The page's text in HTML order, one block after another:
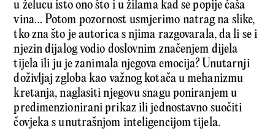
u želucu isto ono što i u žilama kad se popije čaša
vina… Potom pozornost usmjerimo natrag na slike,
tko zna što je autorica s njima razgovarala, da li se i
njezin dijalog vodio doslovnim značenjem dijela
tijela ili ju je zanimala njegova emocija? Unutarnji
doživljaj zgloba kao važnog kotača u mehanizmu
kretanja, naglasiti njegovu snagu poniranjem u
predimenzionirani prikaz ili jednostavno suočiti
čovjeka s unutrašnjom inteligencijom tijela.